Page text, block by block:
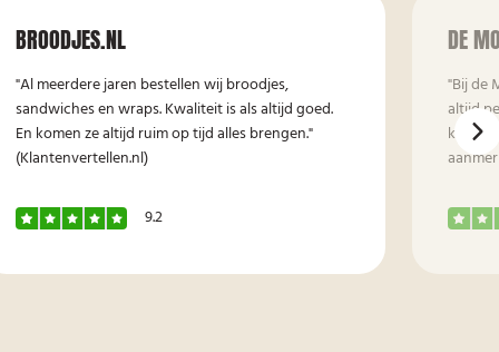
BROODJES.NL
"Al meerdere jaren bestellen wij broodjes,
sandwiches en wraps. Kwaliteit is als altijd goed.
En komen ze altijd ruim op tijd alles brengen."
(Klantenvertellen.nl)
9.2
DE
"Bij de
altijd